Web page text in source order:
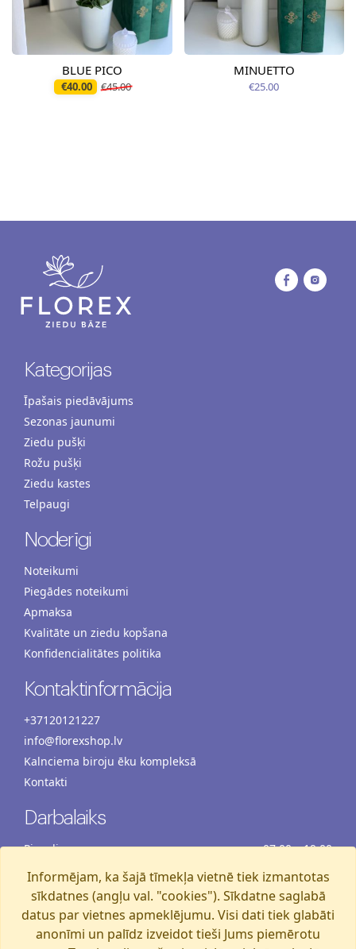
BLUE PICO
€40.00 €45.00
MINUETTO
€25.00
Kategorijas
Īpašais piedāvājums
Sezonas jaunumi
Ziedu pušķi
Rožu pušķi
Ziedu kastes
Telpaugi
Noderīgi
Noteikumi
Piegādes noteikumi
Apmaksa
Kvalitāte un ziedu kopšana
Konfidencialitātes politika
Kontaktinformācija
+37120121227
info@florexshop.lv
Kalnciema biroju ēku kompleksā
Kontakti
Darbalaiks
Pirmdiena
07:00 – 19:00
Otrdiena
07:00 – 19:00
Trešdiena
07:00 – 19:00
Ceturtdiena
07:00 – 19:00
Piektdiena
07:00 – 19:00
Informējam, ka šajā tīmekļa vietnē tiek izmantotas
sīkdatnes (angļu val. "cookies"). Sīkdatne saglabā
datus par vietnes apmeklējumu. Visi dati tiek glabāti
anonīmi un palīdz izveidot tieši Jums piemērotu